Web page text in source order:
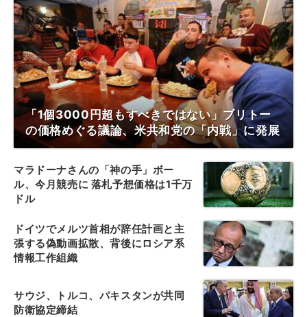
「1個3000円超もすべきではない」ブリトー
の価格めぐる議論、米共和党の「内戦」に発展
マラドーナさんの「神の手」ボー
ル、今月競売に 落札予想価格は1千万
ドル
ドイツでメルツ首相が辞任計画と主
張する偽動画拡散、背後にロシア系
情報工作組織
サウジ、トルコ、パキスタンが共同
防衛協定締結